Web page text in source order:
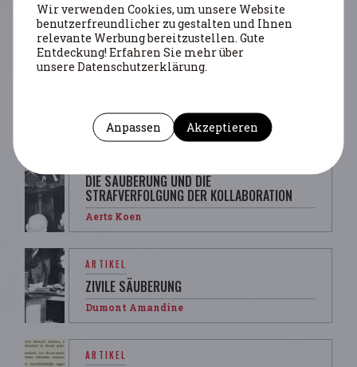
Benvindo, Bruno.Henri Storck, Le Cinéma Belge et
l’occupation. Bruxelles: Ed. de l’Université de Bruxelles,
2010.
DIE SÄUBERUNG UND DIE
STRAFVERFOLGUNG DER KOLLABORATION
Aerts Koen
ARTIKEL
ZIVILE SÄUBERUNG
Dumont Amandine
ARTIKEL
Wir verwenden Cookies, um unsere Website
benutzerfreundlicher zu gestalten und Ihnen
relevante Werbung bereitzustellen. Gute
Entdeckung! Erfahren Sie mehr über
unsere Datenschutzerklärung.
Anpassen Akzeptieren